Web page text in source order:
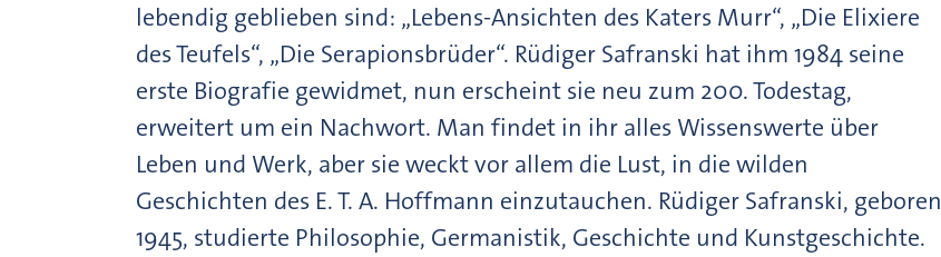
lebendig geblieben sind: „Lebens-Ansichten des Katers Murr“, „Die Elixiere
des Teufels“, „Die Serapionsbrüder“. Rüdiger Safranski hat ihm 1984 seine
erste Biografie gewidmet, nun erscheint sie neu zum 200. Todestag,
erweitert um ein Nachwort. Man findet in ihr alles Wissenswerte über
Leben und Werk, aber sie weckt vor allem die Lust, in die wilden
Geschichten des E. T. A. Hoffmann einzutauchen. Rüdiger Safranski, geboren
1945, studierte Philosophie, Germanistik, Geschichte und Kunstgeschichte.